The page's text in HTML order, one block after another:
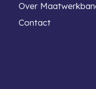
Over
Contact